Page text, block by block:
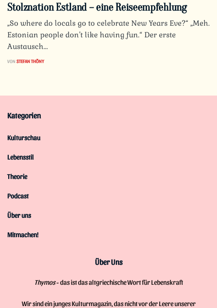
Stolznation Estland – eine Reiseempfehlung
„So where do locals go to celebrate New Years Eve?“ „Meh.
Estonian people don’t like having fun.“ Der erste
Austausch...
VON STEFAN THÖNY
Kategorien
Kulturschau
Lebensstil
Theorie
Podcast
Über uns
Mitmachen!
Über Uns
Thymos- das ist das altgriechische Wort für Lebenskraft
Wir sind ein junges Kulturmagazin, das nicht vor der Leere unserer